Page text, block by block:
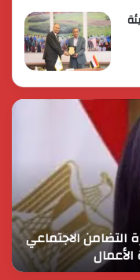
التضامن الاجتماعي
في